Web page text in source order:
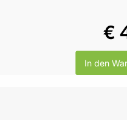
€
In den